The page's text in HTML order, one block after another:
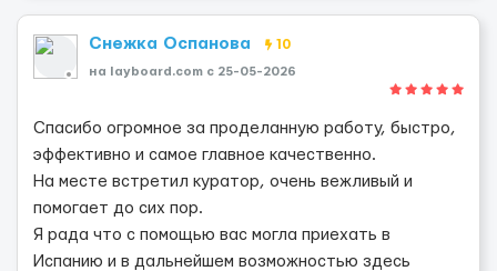
Снежка Оспанова 10
на layboard.com c 25-05-2026
Спасибо огромное за проделанную работу, быстро,
эффективно и самое главное качественно.
На месте встретил куратор, очень вежливый и
помогает до сих пор.
Я рада что с помощью вас могла приехать в
Испанию и в дальнейшем возможностью здесь